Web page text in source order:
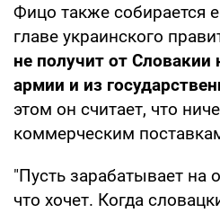
Фицо также собирается
главе украинского
не получит от
армии и из
этом он считает, что
коммерческим
"Пусть зарабатывает на
что хочет. Когда